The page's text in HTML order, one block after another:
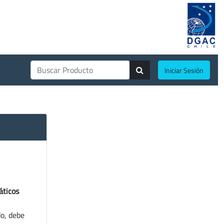
Iniciar Sesión
debe